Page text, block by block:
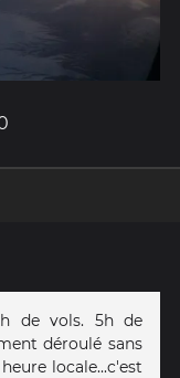
de vols. 5h de
déroulé sans
locale...c'est